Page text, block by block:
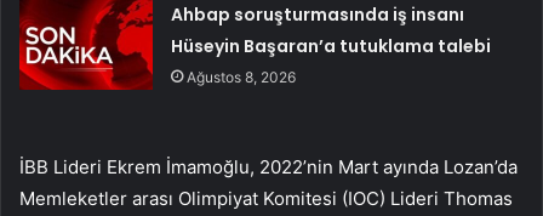
Ahbap soruşturmasında iş insanı
Hüseyin Başaran’a tutuklama talebi
Ağustos 8, 2026
İBB Lideri Ekrem İmamoğlu, 2022’nin Mart ayında Lozan’da
Memleketler arası Olimpiyat Komitesi (IOC) Lideri Thomas